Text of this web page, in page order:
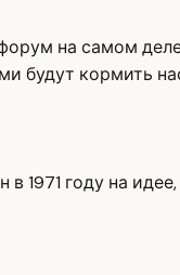
на самом
будут кормить
году на идее,